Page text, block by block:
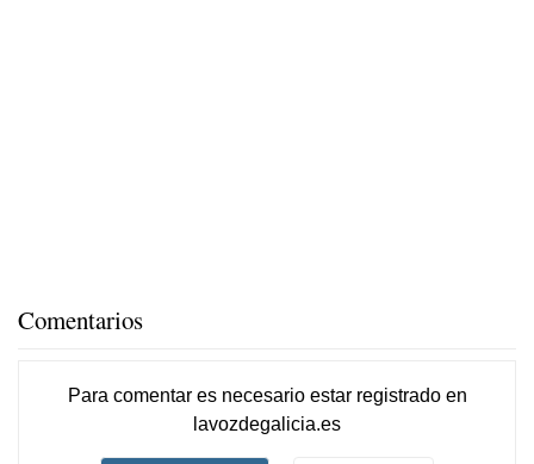
Comentarios
Para comentar es necesario estar registradoen
lavozdegalicia.es